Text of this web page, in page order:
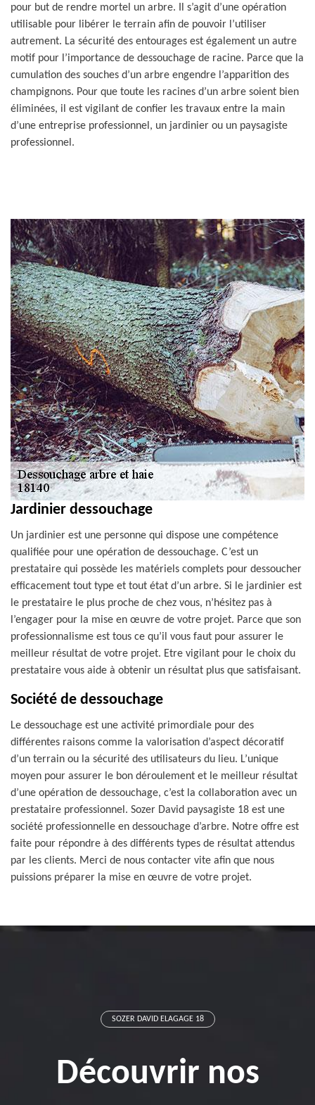
pour but de rendre mortel un arbre. Il s’agit d’une opération
utilisable pour libérer le terrain afin de pouvoir l’utiliser
autrement. La sécurité des entourages est également un autre
motif pour l’importance de dessouchage de racine. Parce que la
cumulation des souches d’un arbre engendre l’apparition des
champignons. Pour que toute les racines d’un arbre soient bien
éliminées, il est vigilant de confier les travaux entre la main
d’une entreprise professionnel, un jardinier ou un paysagiste
professionnel.
Jardinier dessouchage
Un jardinier est une personne qui dispose une compétence
qualifiée pour une opération de dessouchage. C’est un
prestataire qui possède les matériels complets pour dessoucher
efficacement tout type et tout état d’un arbre. Si le jardinier est
le prestataire le plus proche de chez vous, n’hésitez pas à
l’engager pour la mise en œuvre de votre projet. Parce que son
professionnalisme est tous ce qu’il vous faut pour assurer le
meilleur résultat de votre projet. Etre vigilant pour le choix du
prestataire vous aide à obtenir un résultat plus que satisfaisant.
Société de dessouchage
Le dessouchage est une activité primordiale pour des
différentes raisons comme la valorisation d’aspect décoratif
d’un terrain ou la sécurité des utilisateurs du lieu. L’unique
moyen pour assurer le bon déroulement et le meilleur résultat
d’une opération de dessouchage, c’est la collaboration avec un
prestataire professionnel. Sozer David paysagiste 18 est une
société professionnelle en dessouchage d’arbre. Notre offre est
faite pour répondre à des différents types de résultat attendus
par les clients. Merci de nous contacter vite afin que nous
puissions préparer la mise en œuvre de votre projet.
SOZER DAVID ELAGAGE 18
Découvrir nos